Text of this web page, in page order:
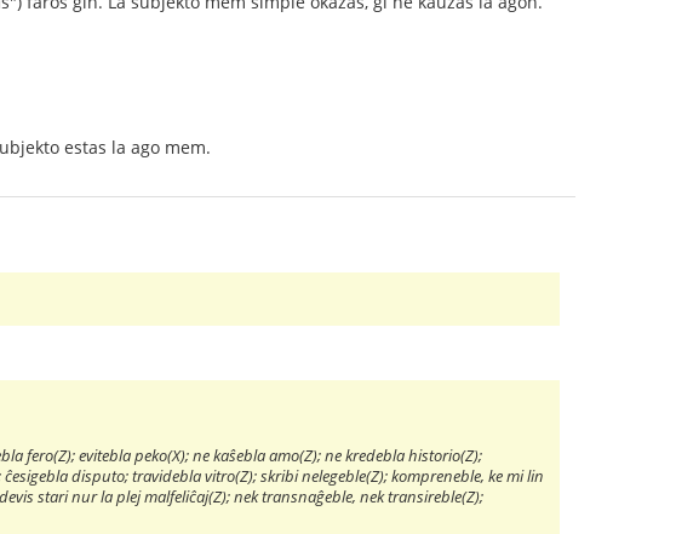
estas la ago mem.
fero(Z); evitebla peko(X); ne kaŝebla amo(Z); ne kredebla historio(Z);
disputo; travidebla vitro(Z); skribi nelegeble(Z); kompreneble, ke mi lin
stari nur la plej malfeliĉaj(Z); nek transnaĝeble, nek transireble(Z);